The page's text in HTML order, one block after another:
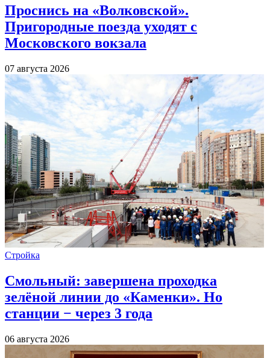
Проснись на «Волковской».
Пригородные поезда уходят с
Московского вокзала
07 августа 2026
Стройка
Смольный: завершена проходка
зелёной линии до «Каменки». Но
станции − через 3 года
06 августа 2026